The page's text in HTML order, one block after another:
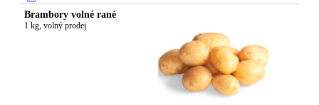
Brambory volné rané
1 kg, volný prodej